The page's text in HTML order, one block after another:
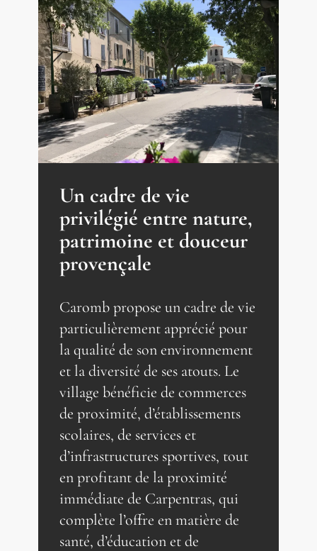
Un cadre de vie
privilégié entre nature,
patrimoine et douceur
provençale
Caromb propose un cadre de vie
particulièrement apprécié pour
la qualité de son environnement
et la diversité de ses atouts. Le
village bénéficie de commerces
de proximité, d’établissements
scolaires, de services et
d’infrastructures sportives, tout
en profitant de la proximité
immédiate de Carpentras, qui
complète l’offre en matière de
santé, d’éducation et de